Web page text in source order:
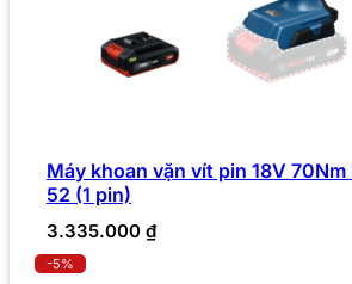
Máy khoan vặn vít pin 18V 70Nm
52 (1 pin)
3.335.000 ₫
-5%